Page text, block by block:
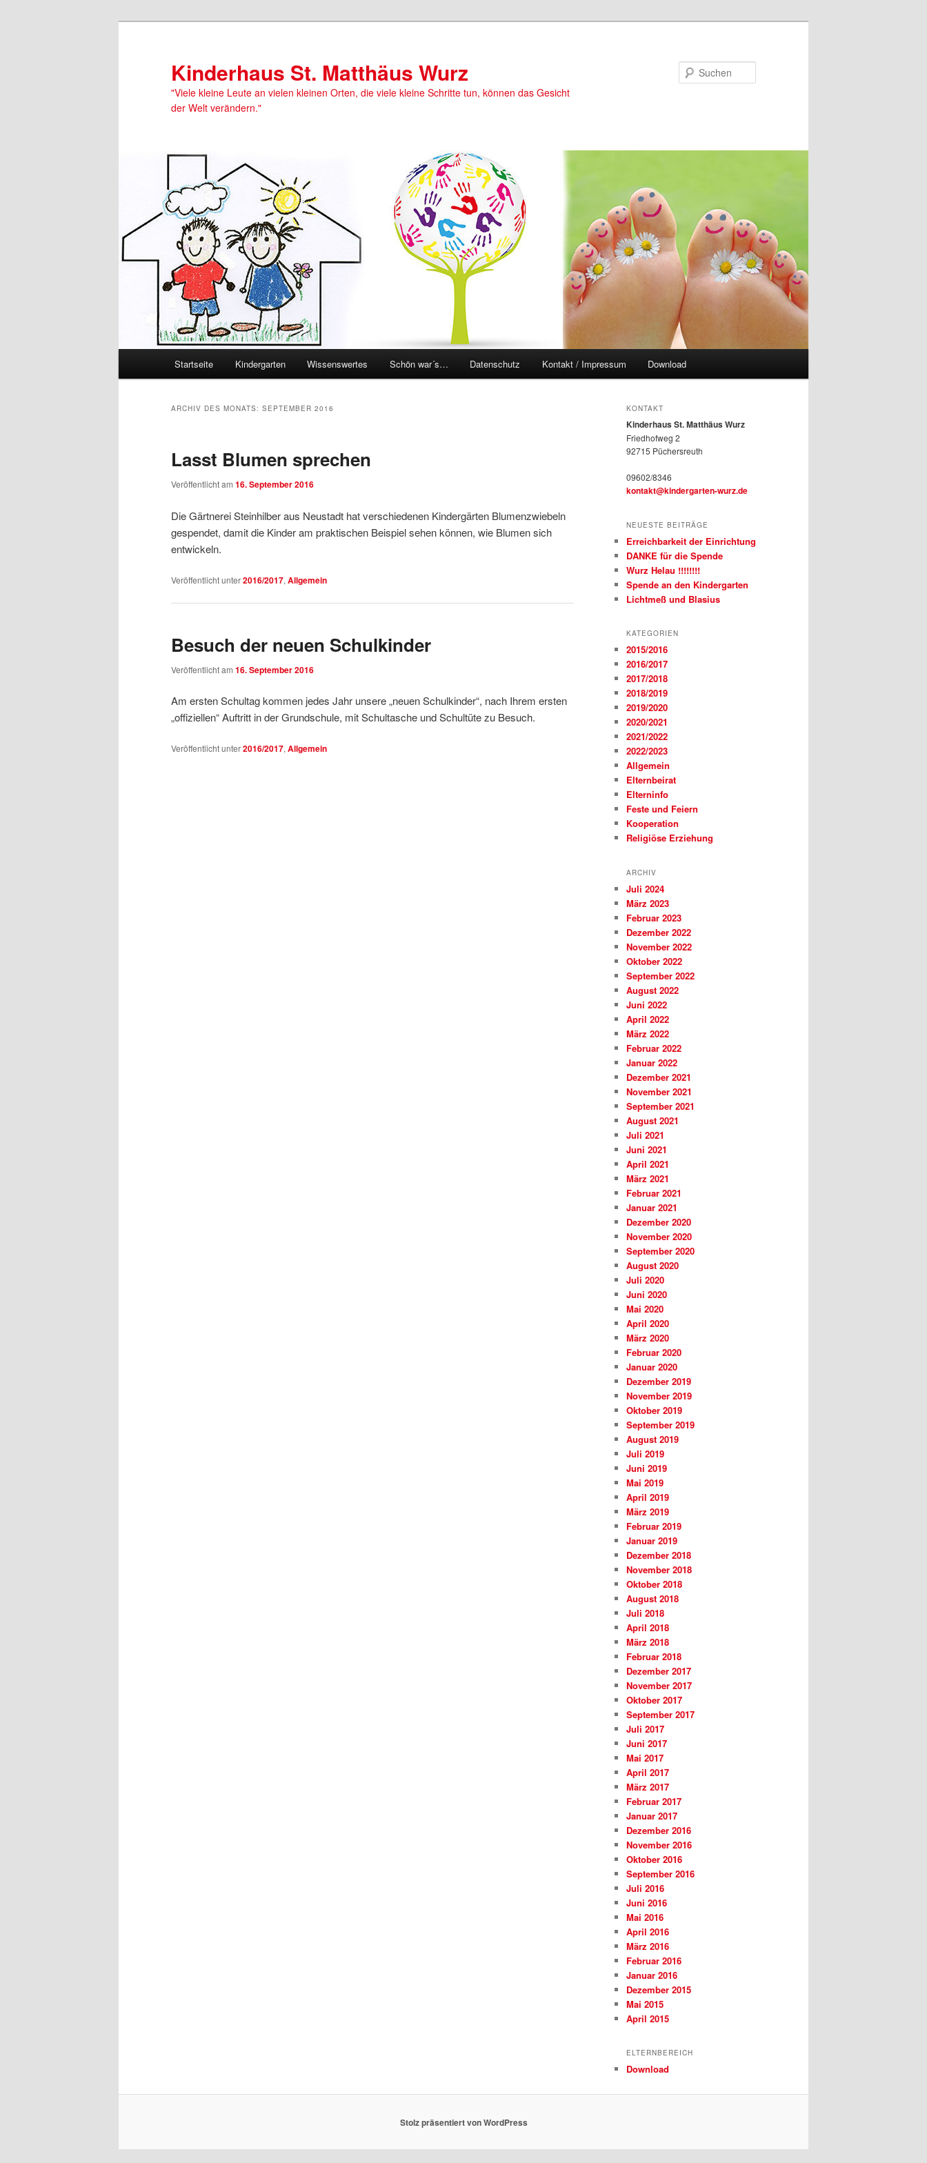
Kinderhaus St. Matthäus Wurz
"Viele kleine Leute an vielen kleinen Orten, die viele kleine Schritte tun, können das Gesicht
der Welt verändern."
Zum primären Inhalt springen
Zum sekundären Inhalt springen
Startseite Kindergarten Wissenswertes Schön war´s… Datenschutz Kontakt / Impressum Download
ARCHIV DES MONATS: SEPTEMBER 2016
Lasst Blumen sprechen
Veröffentlicht am 16. September 2016
Die Gärtnerei Steinhilber aus Neustadt hat verschiedenen Kindergärten Blumenzwiebeln
gespendet, damit die Kinder am praktischen Beispiel sehen können, wie Blumen sich
entwickeln.
Veröffentlicht unter2016/2017, Allgemein
Besuch der neuen Schulkinder
Veröffentlicht am 16. September 2016
Am ersten Schultag kommen jedes Jahr unsere „neuen Schulkinder“, nach Ihrem ersten
„offiziellen“ Auftritt in der Grundschule, mit Schultasche und Schultüte zu Besuch.
Veröffentlicht unter2016/2017, Allgemein
KONTAKT
Kinderhaus St. Matthäus Wurz
Friedhofweg 2
92715 Püchersreuth
09602/8346
kontakt@kindergarten-wurz.de
NEUESTE BEITRÄGE
Erreichbarkeit der Einrichtung
DANKE für die Spende
Wurz Helau !!!!!!!!
Spende an den Kindergarten
Lichtmeß und Blasius
KATEGORIEN
2015/2016
2016/2017
2017/2018
2018/2019
2019/2020
2020/2021
2021/2022
2022/2023
Allgemein
Elternbeirat
Elterninfo
Feste und Feiern
Kooperation
Religiöse Erziehung
ARCHIV
Juli 2024
März 2023
Februar 2023
Dezember 2022
November 2022
Oktober 2022
September 2022
August 2022
Juni 2022
April 2022
März 2022
Februar 2022
Januar 2022
Dezember 2021
November 2021
September 2021
August 2021
Juli 2021
Juni 2021
April 2021
März 2021
Februar 2021
Januar 2021
Dezember 2020
November 2020
September 2020
August 2020
Juli 2020
Juni 2020
Mai 2020
April 2020
März 2020
Februar 2020
Januar 2020
Dezember 2019
November 2019
Oktober 2019
September 2019
August 2019
Juli 2019
Juni 2019
Mai 2019
April 2019
März 2019
Februar 2019
Januar 2019
Dezember 2018
November 2018
Oktober 2018
August 2018
Juli 2018
April 2018
März 2018
Februar 2018
Dezember 2017
November 2017
Oktober 2017
September 2017
Juli 2017
Juni 2017
Mai 2017
April 2017
März 2017
Februar 2017
Januar 2017
Dezember 2016
November 2016
Oktober 2016
September 2016
Juli 2016
Juni 2016
Mai 2016
April 2016
März 2016
Februar 2016
Januar 2016
Dezember 2015
Mai 2015
April 2015
ELTERNBEREICH
Download
Stolz präsentiert von WordPress